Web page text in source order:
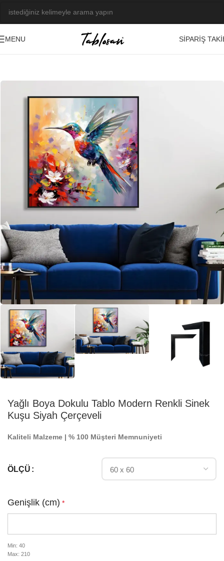
MENU
SIPARIŞ
Yağlı Boya Dokulu Tablo Modern Renkli Sinek
Kuşu Siyah Çerçeveli
Kaliteli Malzeme | % 100 Müşteri Memnuniyeti
ÖLÇÜ
Genişlik (cm) *
Min: 40
Max: 210